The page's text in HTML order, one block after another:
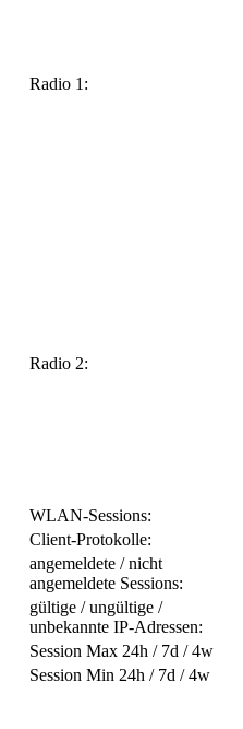
Radio 1:
Radio 2:
WLAN-Sessions:
Client-Protokolle:
angemeldete / nicht
angemeldete Sessions:
gültige / ungültige /
unbekannte IP-Adressen:
Session Max 24h / 7d / 4w
Session Min 24h / 7d / 4w